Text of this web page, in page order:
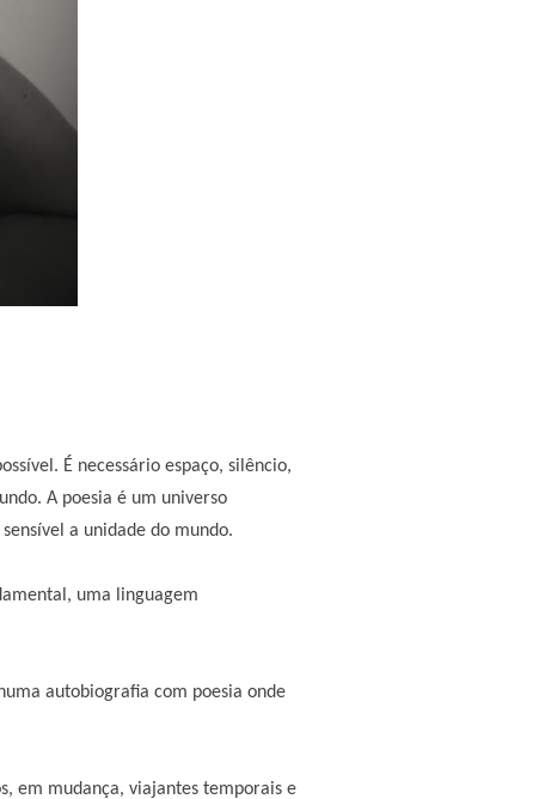
É necessário espaço, silêncio,
A poesia é um universo
a unidade do mundo.
uma linguagem
autobiografia com poesia onde
em mudança, viajantes temporais e